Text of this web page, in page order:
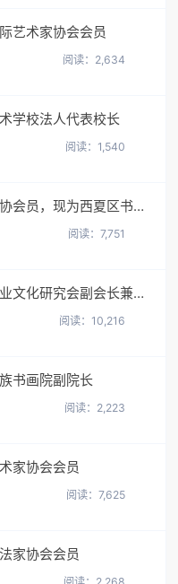
艺术家协会会员
阅读：2,634
学校法人代表校长
阅读：1,540
柳天京-宁夏书协会员，现为西夏区书协第三届理事
阅读：7,751
郭金栋-中国商业文化研究会副会长兼理事长
阅读：10,216
书画院副院长
阅读：2,223
家协会会员
阅读：7,625
家协会会员